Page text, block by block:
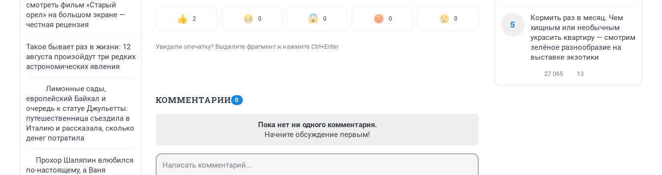
смотреть фильм «Старый
орел» на большом экране —
честная рецензия
Такое бывает раз в жизни: 12
августа произойдут три редких
астрономических явления
Лимонные сады,
европейский Байкал и
очередь к статуе Джульетты:
путешественница съездила в
Италию и рассказала, сколько
денег потратила
Прохор Шаляпин влюбился
по-настоящему, а Ваня
2 0 0 0 0
Увидели опечатку? Выделите фрагмент и нажмите Ctrl+Enter
КОММЕНТАРИИ 0
Пока нет ни одного комментария.
Начните обсуждение первым!
5
Кормить раз в месяц. Чем
хищным или необычным
украсить квартиру — смотрим
зелёное разнообразие на
выставке экзотики
27 065 13